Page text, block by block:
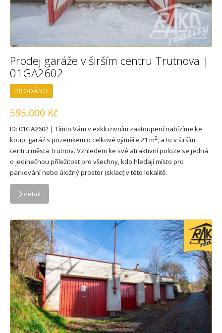
Prodej garáže v širším centru Trutnova |
01GA2602
PRODÁNO
595.000 Kč
ID: 01GA2602 | Tímto Vám v exkluzivním zastoupení nabízíme ke
koupi garáž s pozemkem o celkové výměře 21 m2, a to v širším
centru města Trutnov. Vzhledem ke své atraktivní poloze se jedná
o jedinečnou příležitost pro všechny, kdo hledají místo pro
parkování nebo úložný prostor (sklad) v této lokalitě.
detail